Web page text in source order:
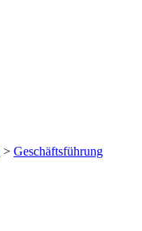
> Geschäftsführung